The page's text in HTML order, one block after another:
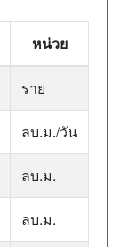
หน่วย
ราย
ลบ.ม./วัน
ลบ.ม.
ลบ.ม.